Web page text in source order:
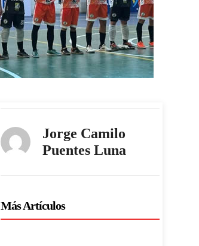
Jorge Camilo
Puentes Luna
Más Artículos